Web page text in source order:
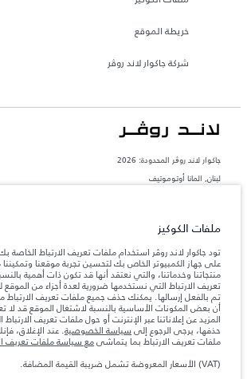
خريطة الموقع
شركة جاكوار لاند روڤر
جاكوار لاند روڨر المحدودة: 2026
لبنان, المانا أوتوموتيف
والحمولة.
المعلومات والمواصفات والأسعار والألوان المذكورة على هذا
آخر، كما أنّها قد تتغير بدون إشعار مسبق. الرجاء التواصل مع وكيلنا
والتحقق من الأسعار.
ملاحظة مهمة حول الصور والمواصفات. إن النقص العالمي في
في مواصفات تصميم السيارات وتوفر الخيارات وتوقيتات
للغاية، ونتيجة لذلك، قد لا تمثّل الصور المستخدَمة ضمن موقع الويب
بالكامل بالنسبة إلى الميزات والخيارات والحلية ومجموعات الألوان.
سيتمكّن من تأكيد أي تقييدات حالية معك للسماح لك باتخاذ قرار
الأرقام المقدمة هي نتيجة لاختبارات المصنع الرسمية وفقاً لتشريعات
ملفات الكوكيز
تود جاكوار لاند روڤر استخدام ملفات تعريف الارتباط الخاصة
على جهاز الكمبيوتر الخاص بك لتحسين تجربة موقعنا
منتجاتنا وخدماتنا، والتي نعتقد أنها قد تكون ذات أهمية
تعريف الارتباط التي نستخدمها ضرورية لعدة أجزاء من
تم بالفعل إرسالها. يمكنك حذف جميع ملفات تعريف الارتباط
أن بعض المكونات الأساسية بالنسبة لاشتغال الموقع قد
المزيد عن إعلاناتنا عبر الإنترنت أو حول ملفات تعريف
حذفها، يرجى الرجوع إلى سياسة الخصوصية. عند الإغلاق،
ملفات تعريف الارتباط بما يتماشىمع سياسة ملفات تعريف
(VAT) الأسعار المعروضة تشمل ضريبة القيمة المضافة.